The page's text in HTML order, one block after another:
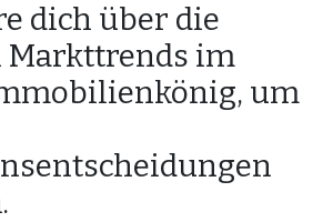
dich über die
Markttrends im
um